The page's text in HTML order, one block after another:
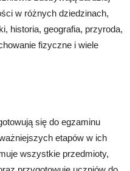
w różnych dziedzinach,
historia, geografia, przyroda,
fizyczne i wiele
się do egzaminu
etapów w ich
wszystkie przedmioty,